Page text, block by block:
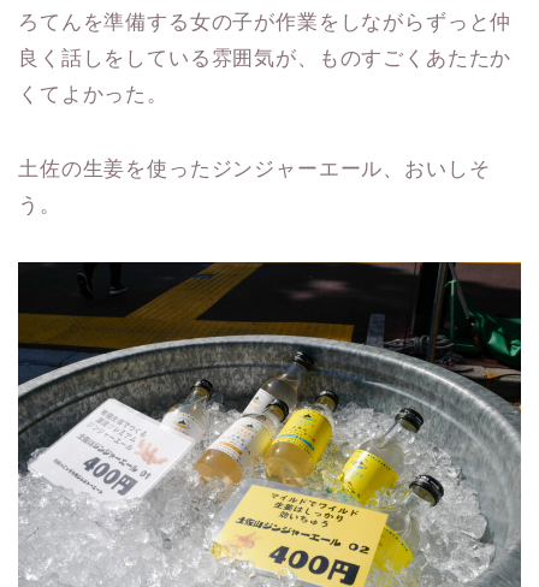
ろてんを準備する女の子が作業をしながらずっと仲
良く話しをしている雰囲気が、ものすごくあたたか
くてよかった。
土佐の生姜を使ったジンジャーエール、おいしそ
う。